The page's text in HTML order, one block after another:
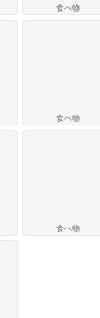
食べ物
食べ物
食べ物